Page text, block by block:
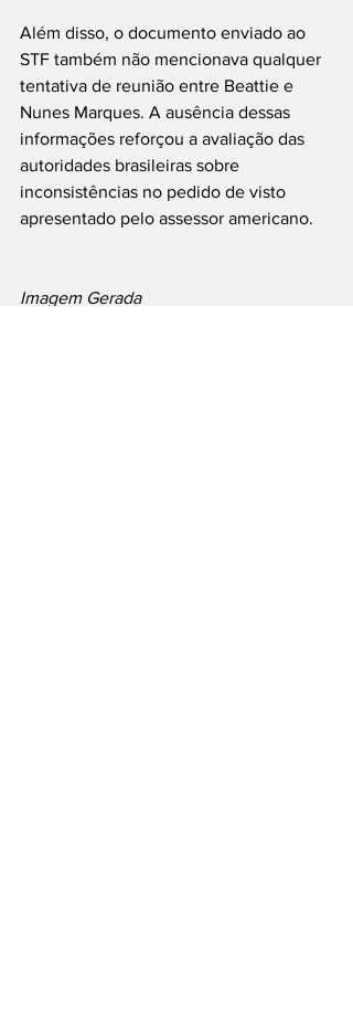
Além disso, o documento enviado ao
STF também não mencionava qualquer
tentativa de reunião entre Beattie e
Nunes Marques. A ausência dessas
informações reforçou a avaliação das
autoridades brasileiras sobre
inconsistências no pedido de visto
apresentado pelo assessor americano.
Imagem Gerada